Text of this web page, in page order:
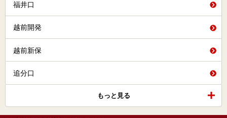
福井口
越前開発
越前新保
追分口
もっと見る